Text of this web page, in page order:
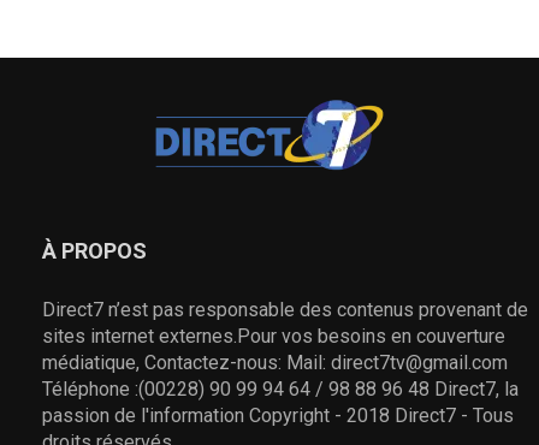
À PROPOS
Direct7 n’est pas responsable des contenus provenant de
sites internet externes.Pour vos besoins en couverture
médiatique, Contactez-nous: Mail: direct7tv@gmail.com
Téléphone :(00228) 90 99 94 64 / 98 88 96 48 Direct7, la
passion de l'information Copyright - 2018 Direct7 - Tous